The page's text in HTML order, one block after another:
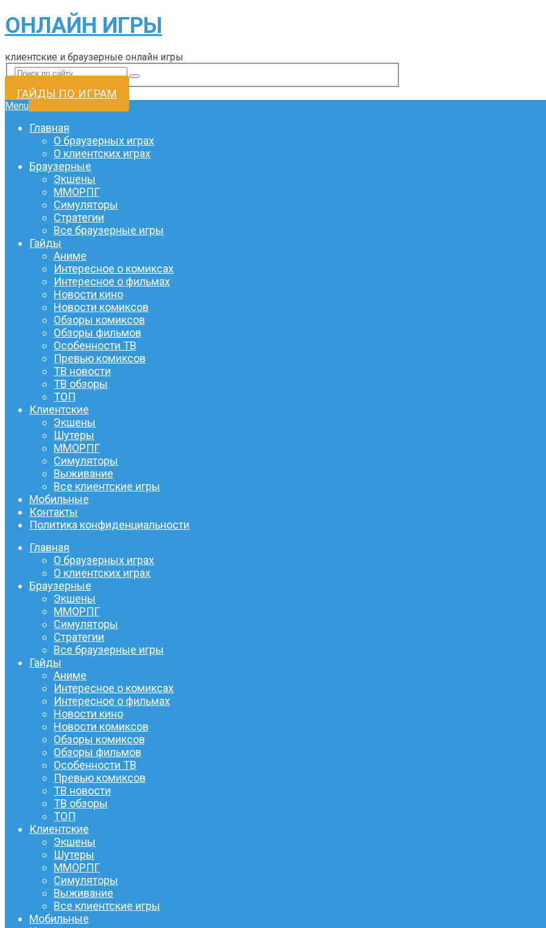
ОНЛАЙН ИГРЫ
клиентские и браузерные онлайн игры
ГАЙДЫ ПО ИГРАМ
Menu
Главная
О браузерных играх
О клиентских играх
Браузерные
Экшены
ММОРПГ
Симуляторы
Стратегии
Все браузерные игры
Гайды
Аниме
Интересное о комиксах
Интересное о фильмах
Новости кино
Новости комиксов
Обзоры комиксов
Обзоры фильмов
Особенности ТВ
Превью комиксов
ТВ новости
ТВ обзоры
ТОП
Клиентские
Экшены
Шутеры
ММОРПГ
Симуляторы
Выживание
Все клиентские игры
Мобильные
Контакты
Политика конфиденциальности
Главная
О браузерных играх
О клиентских играх
Браузерные
Экшены
ММОРПГ
Симуляторы
Стратегии
Все браузерные игры
Гайды
Аниме
Интересное о комиксах
Интересное о фильмах
Новости кино
Новости комиксов
Обзоры комиксов
Обзоры фильмов
Особенности ТВ
Превью комиксов
ТВ новости
ТВ обзоры
ТОП
Клиентские
Экшены
Шутеры
ММОРПГ
Симуляторы
Выживание
Все клиентские игры
Мобильные